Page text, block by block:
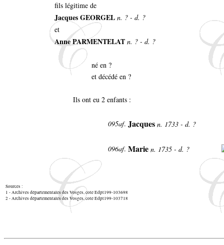
fils légitime de
Jacques GEORGEL n. ? - d. ?
et
Anne PARMENTELAT n. ? - d. ?
né en ?
et décédé en ?
Ils ont eu 2 enfants :
095af. Jacques n. 1733 - d. ?
096af. Marie n. 1735 - d. ?
Sources :
1 - Archives départementales des Vosges, cote Edpt199-103698
2 - Archives départementales des Vosges, cote Edpt199-103718